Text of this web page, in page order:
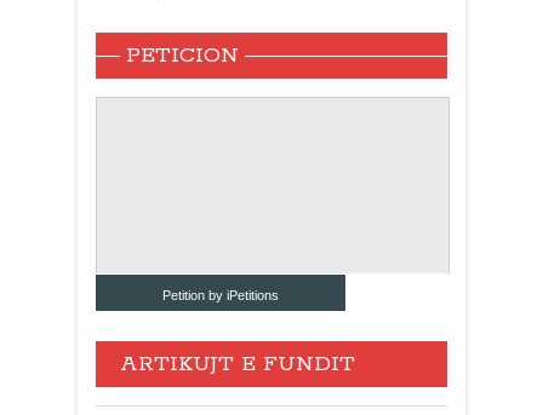
PETICION
Petition by iPetitions
ARTIKUJT E FUNDIT